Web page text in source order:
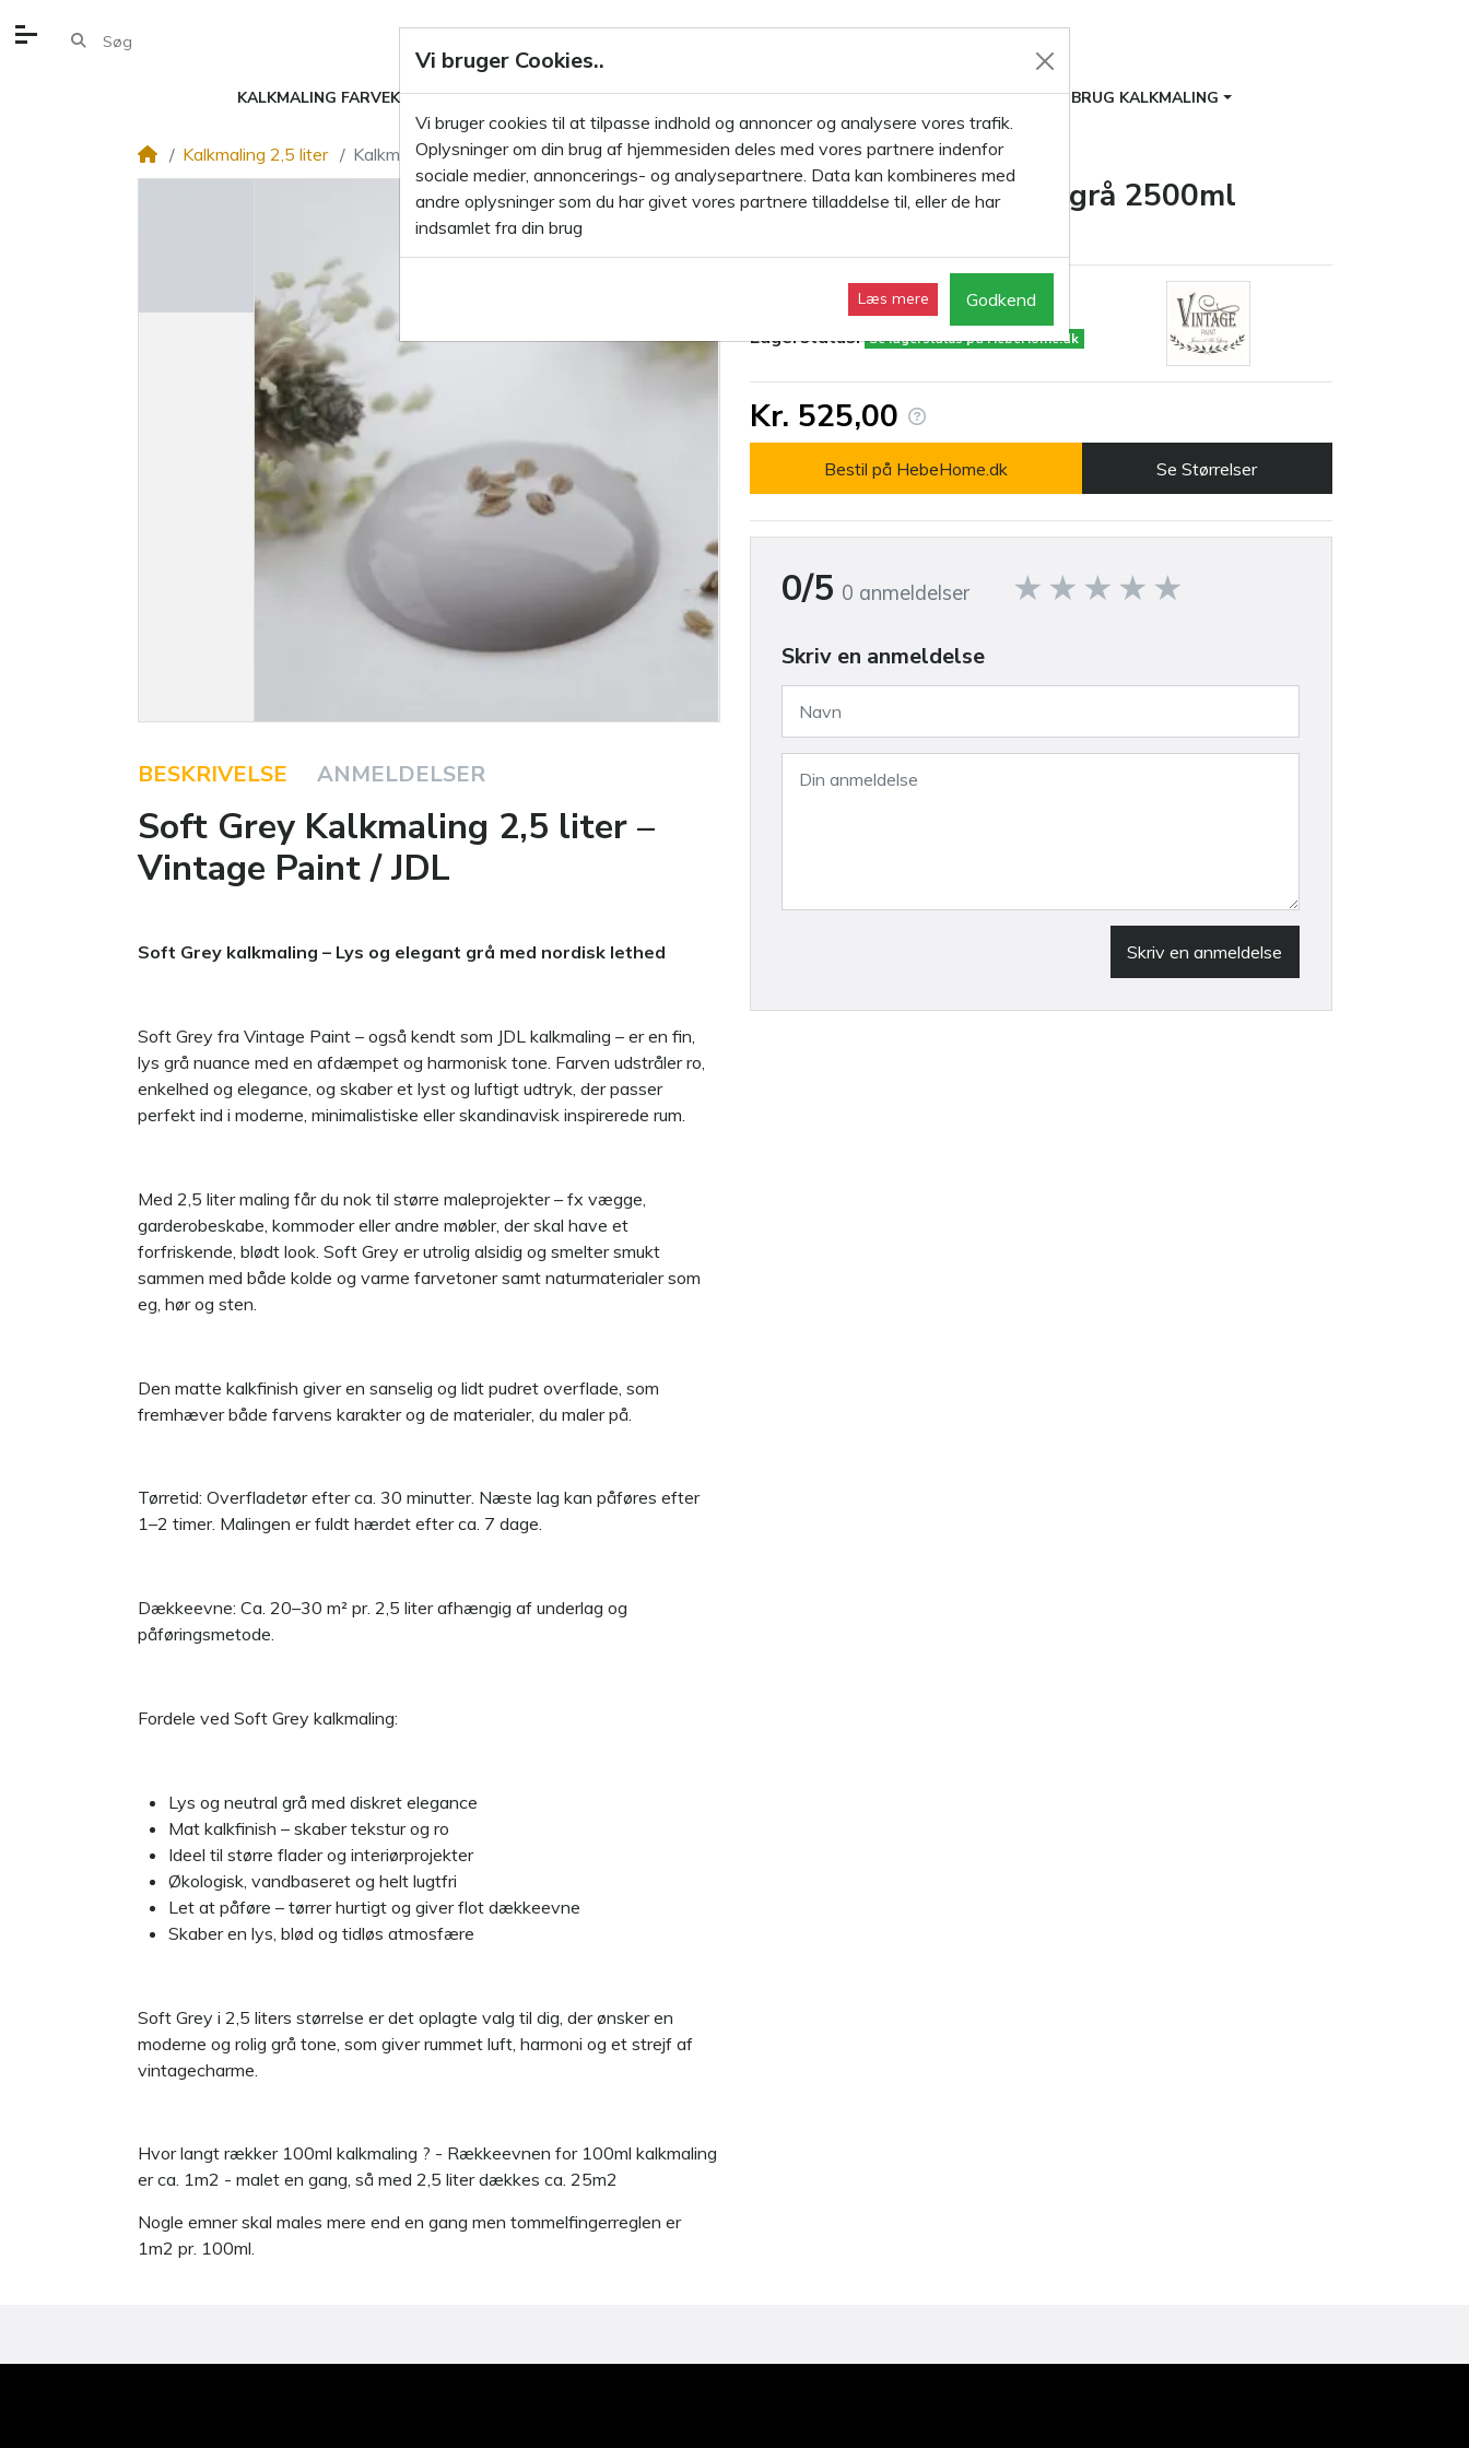
JDL Kalkmaling Vintage Paint
KALKMALING FARVEKORT KALKMALING 100ML KALKMALING 700ML KALKMALING 2,5 LITER BRUG KALKMALING
Kalkmaling 2,5 liter Kalkmaling Soft Grey grå 2500ml
BESKRIVELSE ANMELDELSER
Soft Grey Kalkmaling 2,5 liter –
Vintage Paint / JDL
Soft Grey kalkmaling – Lys og elegant grå med nordisk lethed
Soft Grey fra Vintage Paint – også kendt som JDL kalkmaling – er en fin,
lys grå nuance med en afdæmpet og harmonisk tone. Farven udstråler ro,
enkelhed og elegance, og skaber et lyst og luftigt udtryk, der passer
perfekt ind i moderne, minimalistiske eller skandinavisk inspirerede rum.
Med 2,5 liter maling får du nok til større maleprojekter – fx vægge,
garderobeskabe, kommoder eller andre møbler, der skal have et
forfriskende, blødt look. Soft Grey er utrolig alsidig og smelter smukt
sammen med både kolde og varme farvetoner samt naturmaterialer som
eg, hør og sten.
Den matte kalkfinish giver en sanselig og lidt pudret overflade, som
fremhæver både farvens karakter og de materialer, du maler på.
Tørretid: Overfladetør efter ca. 30 minutter. Næste lag kan påføres efter
1–2 timer. Malingen er fuldt hærdet efter ca. 7 dage.
Dækkeevne: Ca. 20–30 m² pr. 2,5 liter afhængig af underlag og
påføringsmetode.
Fordele ved Soft Grey kalkmaling:
Lys og neutral grå med diskret elegance
Mat kalkfinish – skaber tekstur og ro
Ideel til større flader og interiørprojekter
Økologisk, vandbaseret og helt lugtfri
Let at påføre – tørrer hurtigt og giver flot dækkeevne
Skaber en lys, blød og tidløs atmosfære
Soft Grey i 2,5 liters størrelse er det oplagte valg til dig, der ønsker en
moderne og rolig grå tone, som giver rummet luft, harmoni og et strejf af
vintagecharme.
Hvor langt rækker 100ml kalkmaling ? - Rækkeevnen for 100ml kalkmaling
er ca. 1m2 - malet en gang, så med 2,5 liter dækkes ca. 25m2
Nogle emner skal males mere end en gang men tommelfingerreglen er
1m2 pr. 100ml.
Kalkmaling Soft Grey grå 2500ml
JDL Kalkmaling
Lagerstatus: Se lagerstatus på HebeHome.dk
Kr. 525,00
Bestil på HebeHome.dk Se Størrelser
0/5 0 anmeldelser
Skriv en anmeldelse
Skriv en anmeldelse
Vi bruger Cookies..
Vi bruger cookies til at tilpasse indhold og annoncer og analysere vores trafik.
Oplysninger om din brug af hjemmesiden deles med vores partnere indenfor
sociale medier, annoncerings- og analysepartnere. Data kan kombineres med
andre oplysninger som du har givet vores partnere tilladdelse til, eller de har
indsamlet fra din brug
Læs mere Godkend